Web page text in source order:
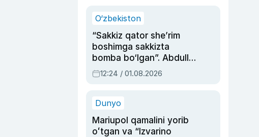
O‘zbekiston
“Sakkiz qator she’rim
boshimga sakkizta
bomba bo‘lgan”. Abdulla
Oripovni siyosiy
ayblovlardan asrab
12:24 / 01.08.2026
Dunyo
Mariupol qamalini yorib
oʻtgan va “Izvarino